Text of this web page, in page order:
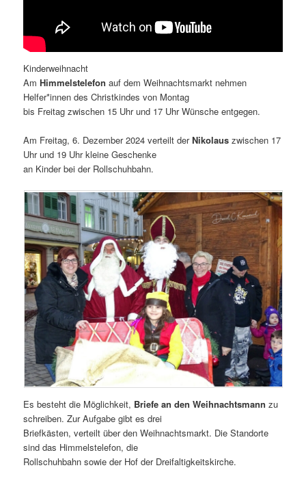
Kinderweihnacht
AmHimmelstelefon auf dem Weihnachtsmarkt nehmen
Helfer*innen des Christkindes von Montag
bis Freitag zwischen 15 Uhr und 17 Uhr Wünsche entgegen.
Am Freitag, 6. Dezember 2024 verteilt derNikolauszwischen 17
Uhr und 19 Uhr kleine Geschenke
an Kinder bei der Rollschuhbahn.
Es besteht die Möglichkeit, Briefe an den Weihnachtsmann zu
schreiben. Zur Aufgabe gibt es drei
Briefkästen, verteilt über den Weihnachtsmarkt. Die Standorte
sind das Himmelstelefon, die
Rollschuhbahn sowie der Hof der Dreifaltigkeitskirche.